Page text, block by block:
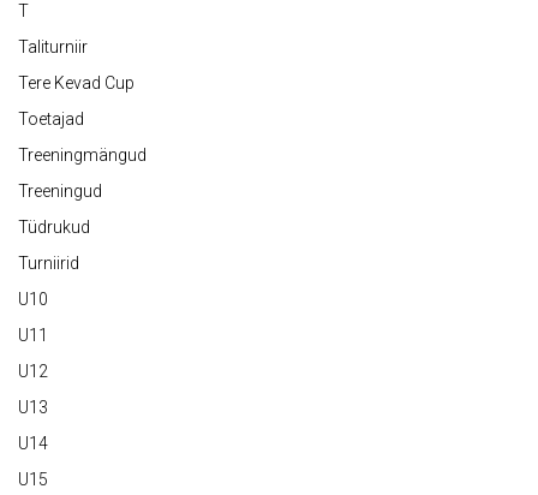
T
Taliturniir
Tere Kevad Cup
Toetajad
Treeningmängud
Treeningud
Tüdrukud
Turniirid
U10
U11
U12
U13
U14
U15